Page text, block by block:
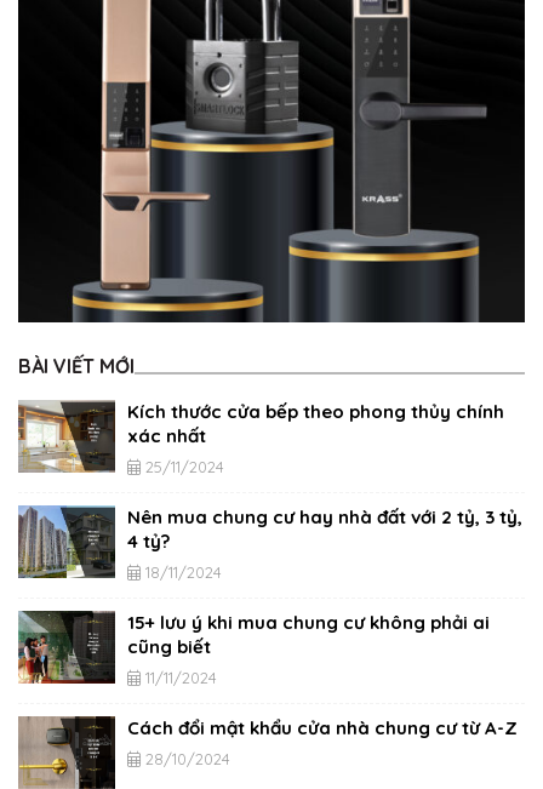
BÀI VIẾT MỚI
Kích thước cửa bếp theo phong thủy chính
xác nhất
25/11/2024
Nên mua chung cư hay nhà đất với 2 tỷ, 3 tỷ,
4 tỷ?
18/11/2024
15+ lưu ý khi mua chung cư không phải ai
cũng biết
11/11/2024
Cách đổi mật khẩu cửa nhà chung cư từ A-Z
28/10/2024